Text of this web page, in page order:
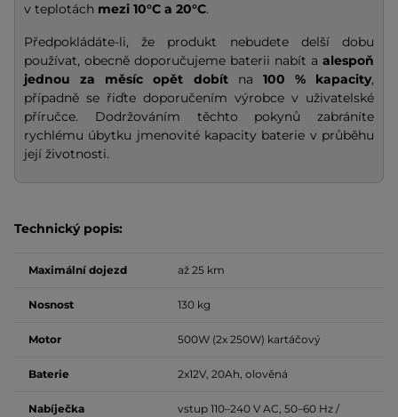
v teplotách mezi 10°C a 20°C.
Předpokládáte-li, že produkt nebudete delší dobu
používat, obecně doporučujeme baterii nabít a alespoň
jednou za měsíc opět dobítna 100 % kapacity,
případně se řiďte doporučením výrobce v uživatelské
příručce. Dodržováním těchto pokynů zabráníte
rychlému úbytku jmenovité kapacity baterie v průběhu
její životnosti.
Technický popis:
Maximální dojezd až 25 km
Nosnost 130 kg
Motor 500W (2x 250W) kartáčový
Baterie 2x12V, 20Ah, olověná
Nabíječka
vstup 110–240 V AC, 50–60 Hz /